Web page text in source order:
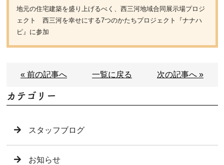
地元の住宅建築を盛り上げるべく、西三河地域合同展示場プロジ
ェクト 西三河を幸せにする7つのかたちプロジェクト『ナナハ
ピ』に参加
« 前の記事へ 一覧に戻る 次の記事へ »
カテゴリー
スタッフブログ
お知らせ